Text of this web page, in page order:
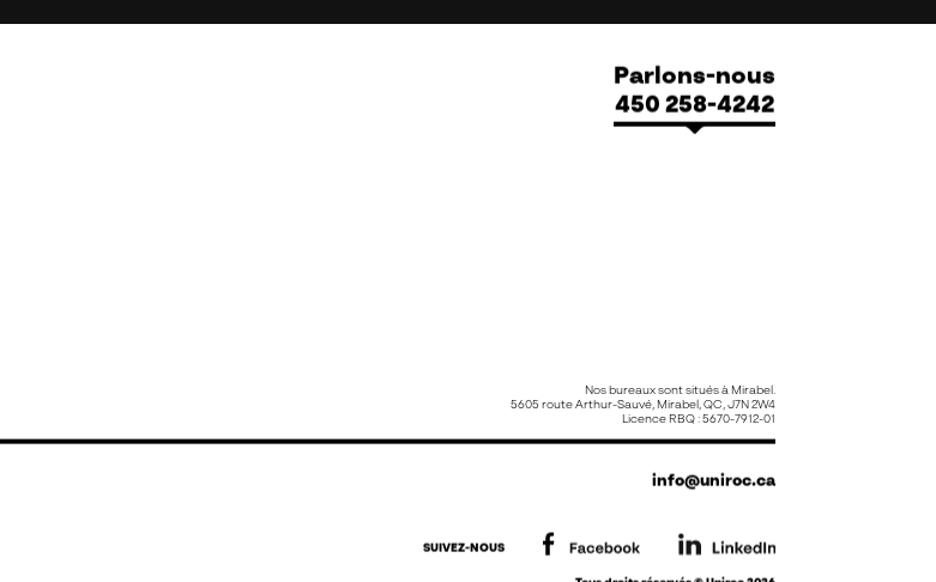
Parlons-nous
450 258-4242
Nos bureaux sont situés à Mirabel.
5605 route Arthur-Sauvé, Mirabel, QC, J7N 2W4
Licence RBQ : 5670-7912-01
info@uniroc.ca
SUIVEZ-NOUS